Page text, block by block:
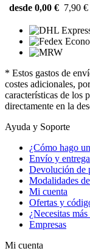
desde 0,00 € 7,90 €
* Estos gastos de
costes adicionales,
características de los
directamente en la
Ayuda y Soporte
¿Cómo hago
Envío y entrega
Devolución de
Modalidades
Mi cuenta
Ofertas y
¿Necesitas
Empresas
Mi cuenta